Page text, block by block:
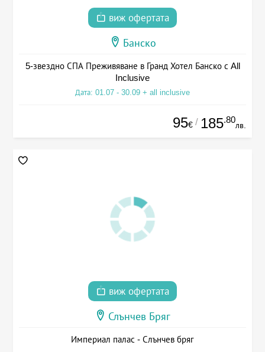
виж офертата
Банско
5-звездно СПА Преживяване в Гранд Хотел Банско с All
Inclusive
Дата: 01.07 - 30.09 + all inclusive
95€ / 185.80
лв.
виж офертата
Слънчев Бряг
Империал палас - Слънчев бряг